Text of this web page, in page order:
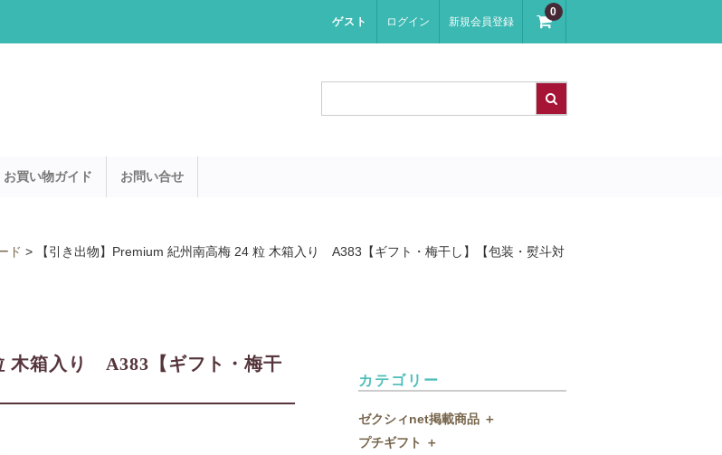
ゲスト ログイン 新規会員登録
0
お買い物ガイド お問い合せ
ド >
【引き出物】Premium 紀州南高梅 24 粒 木箱入り A383【ギフト・梅干し】【包装・熨斗対
木箱入り A383【ギフト・梅干
カテゴリー
ゼクシィnet掲載商品 ＋
ゼクシィnet掲載商品
プチギフト ＋